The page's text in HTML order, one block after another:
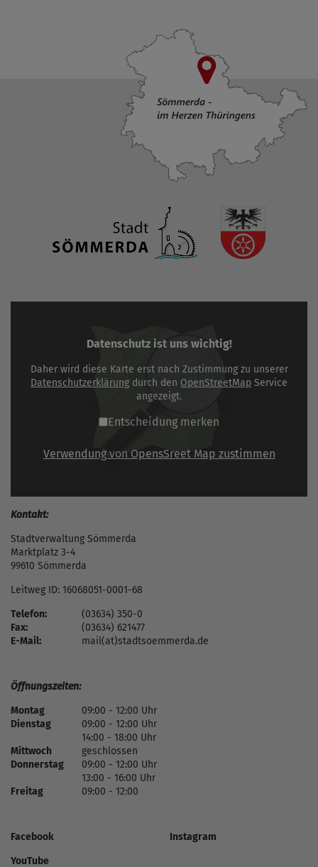
Datenschutz ist uns wichtig!
Daher wird diese Karte erst nach Zustimmung zu unserer
Datenschutzerklärung durch den OpenStreetMap Service
angezeigt.
Entscheidung merken
Verwendung von OpensSreet Map zustimmen
Kontakt:
Stadtverwaltung Sömmerda
Marktplatz 3-4
99610 Sömmerda
Leitweg ID: 16068051-0001-68
Telefon:
(03634) 350-0
Fax:
(03634) 621477
E-Mail:
mail(at)stadtsoemmerda.de
Öffnungszeiten:
Montag
09:00 - 12:00 Uhr
Dienstag
09:00 - 12:00 Uhr
14:00 - 18:00 Uhr
Mittwoch
geschlossen
Donnerstag
09:00 - 12:00 Uhr
13:00 - 16:00 Uhr
Freitag
09:00 - 12:00
Facebook
Instagram
YouTube